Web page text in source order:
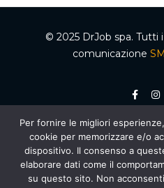
© 2025 DrJob spa. Tutti
comunicazione
P.IVA 04502150610 – Codice REA 332192 –
Ente accreditato dalla Regione Campania
orientamento, decreto n. 2 del 05.012020,
lavoro autorizzata dal Ministero del Lavoro
(Ricerca e selezione del personale) – AUT.
Nazionale di Ripresa e Resilienza
Componente 1 “Politiche per il Lavoro”,
Per fornire le migliori
cookie per memorizzare e/o
dispositivo. Il consenso a
elaborare dati come il
su questo sito. Non